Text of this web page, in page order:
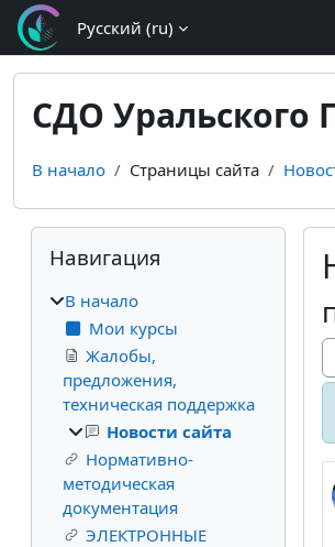
Перейти к основному содержанию
Русский ‎(ru)‎
СДО Уральского
В начало Страницы сайта
Блоки
Пропустить Навигация
Навигация
В начало
Мои курсы
Жалобы,
предложения,
техническая поддержка
Новости сайта
Нормативно-
методическая
документация
ЭЛЕКТРОННЫЕ